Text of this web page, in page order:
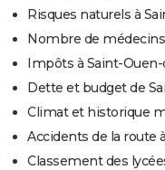
Risques naturels à
Nombre de
Impôts à Saint-
Dette et budget de
Climat et historique
Accidents de la route
Classement des